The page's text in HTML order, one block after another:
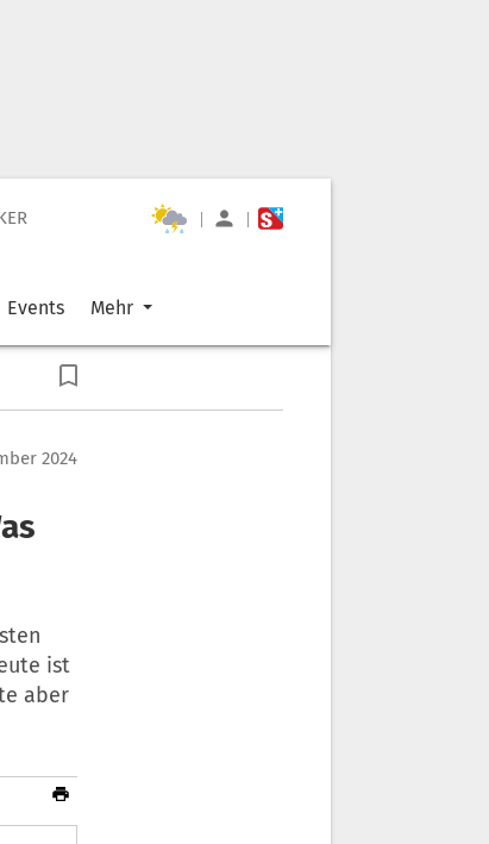
| |
Events Mehr
2024
ist
aber